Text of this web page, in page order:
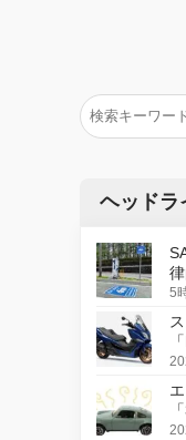
ヘッドラ
5